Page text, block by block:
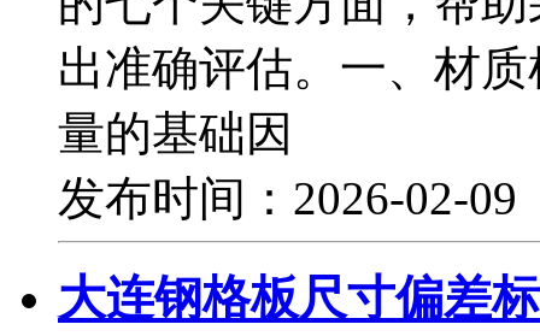
出准确评估。一、材
量的基础因
发布时间：2026-02-
大连钢格板尺寸偏差